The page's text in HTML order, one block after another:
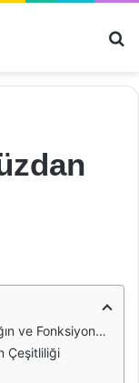
Buluştuğu Nokta
Çeşitliliği